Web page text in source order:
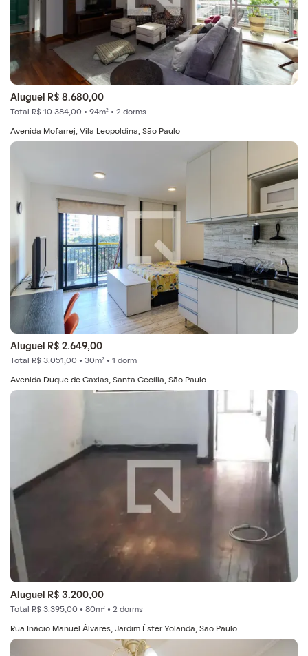
Aluguel R$ 8.680,00
Total R$ 10.384,00 • 94m² • 2 dorms
Avenida Mofarrej, Vila Leopoldina, São Paulo
Aluguel R$ 2.649,00
Total R$ 3.051,00 • 30m² • 1 dorm
Avenida Duque de Caxias, Santa Cecília, São Paulo
Aluguel R$ 3.200,00
Total R$ 3.395,00 • 80m² • 2 dorms
Rua Inácio Manuel Álvares, Jardim Éster Yolanda, São Paulo